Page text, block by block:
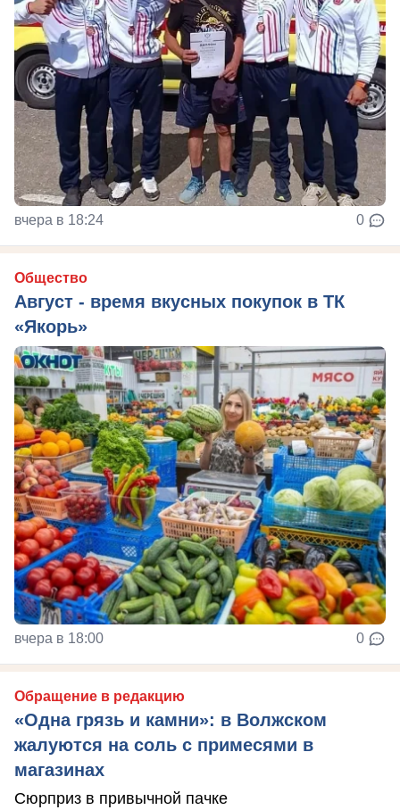
вчера в 18:24 0
Общество
Август - время вкусных покупок в ТК
«Якорь»
вчера в 18:00 0
Обращение в редакцию
«Одна грязь и камни»: в Волжском
жалуются на соль с примесями в
магазинах
Сюрприз в привычной пачке